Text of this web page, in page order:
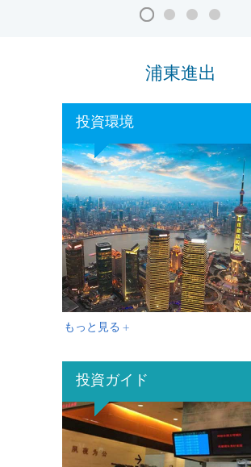
浦東進出
投資環境
もっと見る +
投資ガイド